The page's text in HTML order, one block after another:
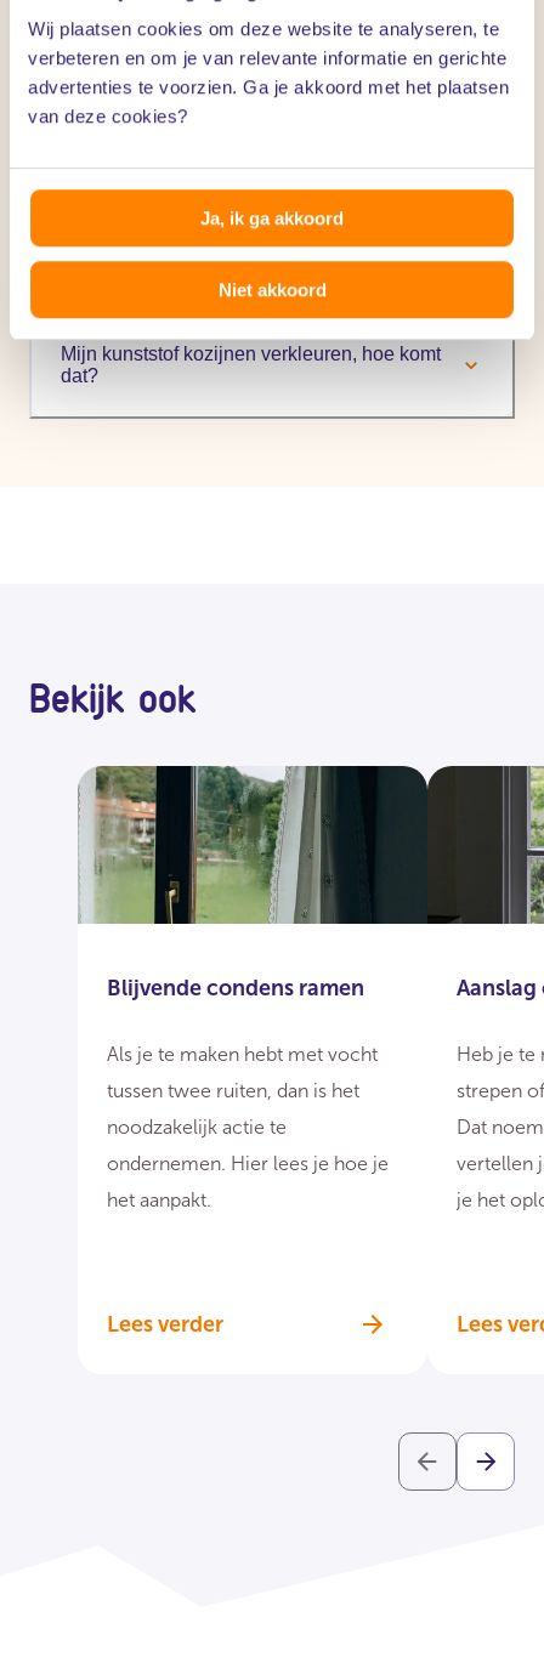
Wij plaatsen cookies om deze website te analyseren, te
verbeteren en om je van relevante informatie en gerichte
advertenties te voorzien. Ga je akkoord met het plaatsen
van deze cookies?
Ja, ik ga akkoord
Niet akkoord
Waarom ontstaan er soms scheuren in mijn
houten kozijnen?
Wat te doen bij condensatie op mijn ramen en
kozijnen?
Mijn kunststof kozijnen verkleuren, hoe komt
dat?
Bekijk ook
Blijvende condens ramen
Als je te maken hebt met vocht
tussen twee ruiten, dan is het
noodzakelijk actie te
ondernemen. Hier lees je hoe je
het aanpakt.
Lees verder
Aanslag
Heb je te
strepen
Dat
vertellen
je het
Lees